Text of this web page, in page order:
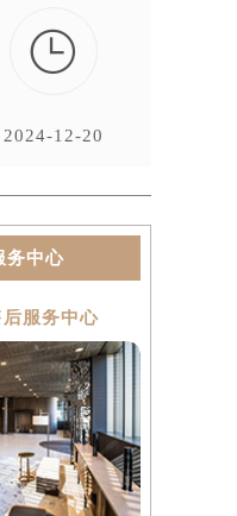

2024-12-20
务中心
服务中心